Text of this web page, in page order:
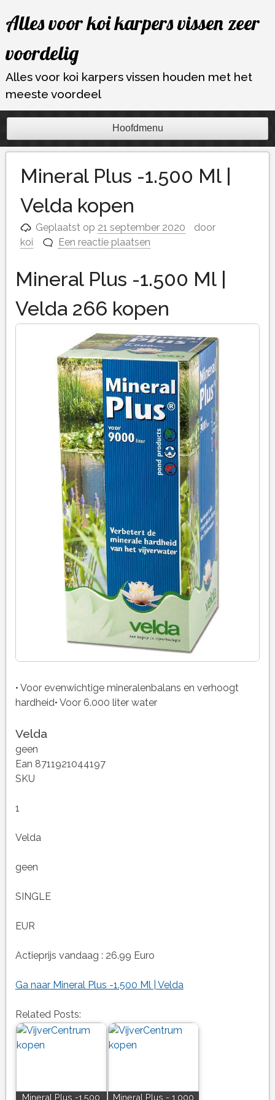
naar
inhoud
Alles voor koi karpers vissen zeer
voordelig
Alles voor koi karpers vissen houden met het
meeste voordeel
Hoofdmenu
Mineral Plus -1.500 Ml |
Velda kopen
Geplaatst op 21 september 2020
door
koi
Een reactie plaatsen
Mineral Plus -1.500 Ml |
Velda 266 kopen
• Voor evenwichtige mineralenbalans en verhoogt
hardheid• Voor 6.000 liter water
Velda
geen
Ean 8711921044197
SKU
1
Velda
geen
SINGLE
EUR
Actieprijs vandaag : 26.99 Euro
Ga naar Mineral Plus -1.500 Ml | Velda
Related Posts:
Mineral Plus -1.500
Mineral Plus - 1.000